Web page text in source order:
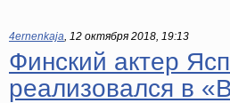
4ernenkaja, 12 октября 2018, 19:13
Финский актер
реализовался в